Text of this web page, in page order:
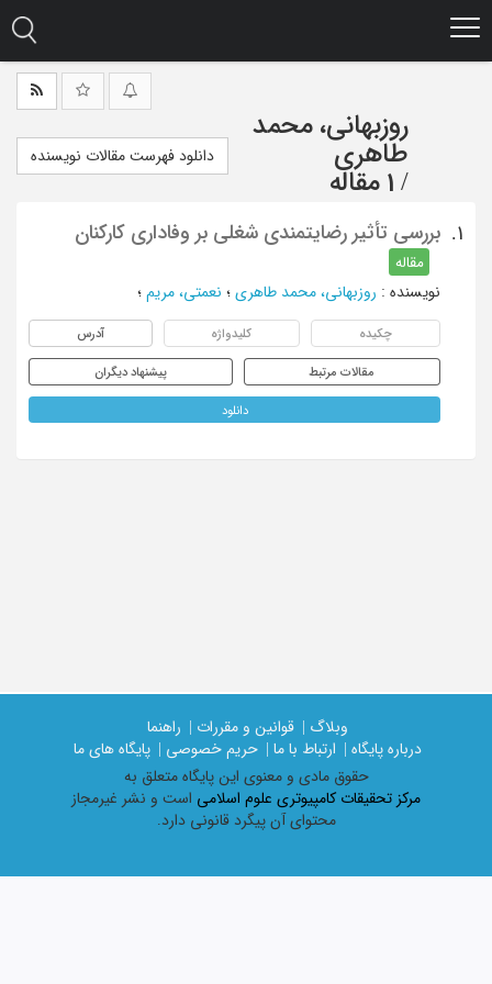
روزبهانی، محمد
طاهری
/ 1 مقاله
دانلود فهرست مقالات نویسنده
1. بررسی تأثیر رضایتمندی شغلی بر وفاداری کارکنان
مقاله
نویسنده : روزبهانی، محمد طاهری ؛ نعمتی، مریم ؛
چکیده کلیدواژه آدرس
مقالات مرتبط پیشنهاد دیگران
دانلود
وبلاگ | قوانین و مقررات |
راهنما
درباره پایگاه |
ارتباط با ما | حریم خصوصی |
پایگاه های ما
حقوق مادی و معنوی اين پايگاه متعلق به
مرکز تحقیقات کامپیوتری علوم اسلامی است و نشر غیرمجاز
محتوای آن پیگرد قانونی دارد.